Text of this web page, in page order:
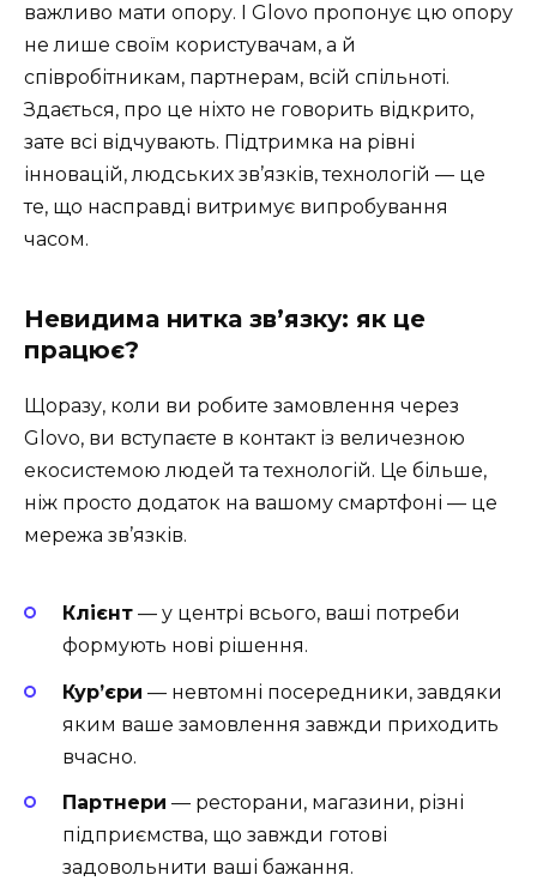
важливо мати опору. І Glovo пропонує цю опору
не лише своїм користувачам, а й
співробітникам, партнерам, всій спільноті.
Здається, про це ніхто не говорить відкрито,
зате всі відчувають. Підтримка на рівні
інновацій, людських зв’язків, технологій — це
те, що насправді витримує випробування
часом.
Невидима нитка зв’язку: як це
працює?
Щоразу, коли ви робите замовлення через
Glovo, ви вступаєте в контакт із величезною
екосистемою людей та технологій. Це більше,
ніж просто додаток на вашому смартфоні — це
мережа зв’язків.
Клієнт — у центрі всього, ваші потреби
формують нові рішення.
Кур’єри — невтомні посередники, завдяки
яким ваше замовлення завжди приходить
вчасно.
Партнери — ресторани, магазини, різні
підприємства, що завжди готові
задовольнити ваші бажання.